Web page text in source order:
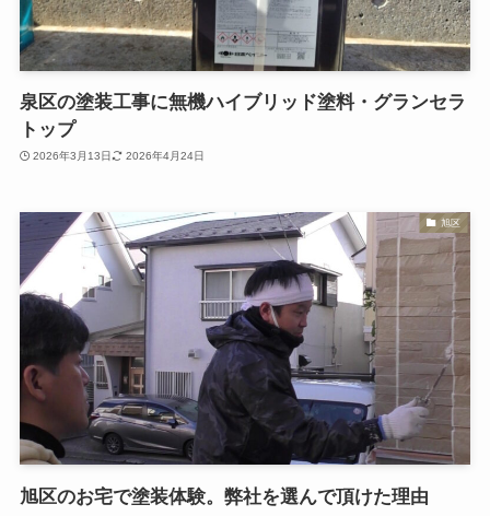
泉区の塗装工事に無機ハイブリッド塗料・グランセラ
トップ
2026年3月13日 2026年4月24日
旭区
旭区のお宅で塗装体験。弊社を選んで頂けた理由